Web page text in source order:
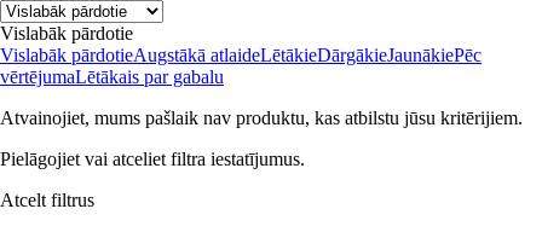
Vislabāk pārdotie
Vislabāk pārdotieAugstākā atlaideLētākieDārgākieJaunākiePēc
vērtējumaLētākais par gabalu
Atvainojiet, mums pašlaik nav produktu, kas atbilstu jūsu kritērijiem.
Pielāgojiet vai atceliet filtra iestatījumus.
Atcelt filtrus